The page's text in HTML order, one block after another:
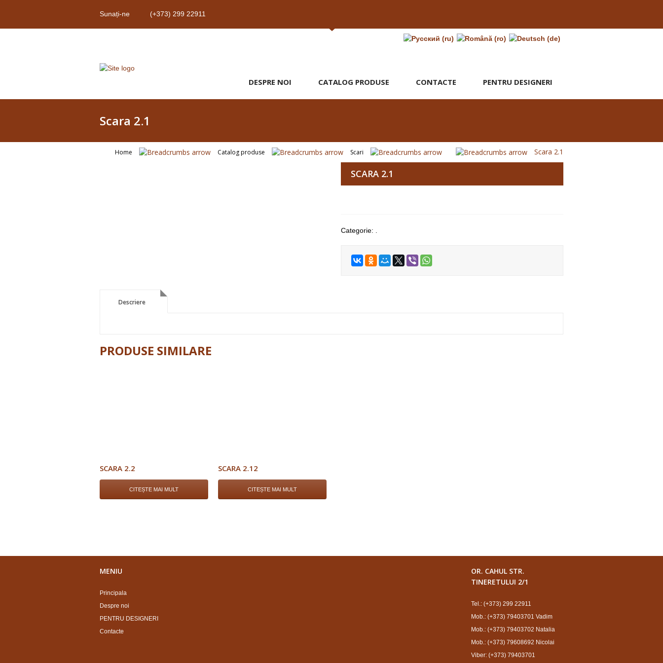
Sunați-ne (+373) 299 22911
DESPRE NOI CATALOG PRODUSE CONTACTE PENTRU DESIGNERI
Scara 2.1
Home Catalog produse Scari Scara 2.1
SCARA 2.1
Categorie: .
Descriere
Descriere
PRODUSE SIMILARE
SCARA 2.2
CITEȘTE MAI MULT
SCARA 2.12
CITEȘTE MAI MULT
MENIU
Principala
Despre noi
PENTRU DESIGNERI
Contacte
OR. CAHUL STR.
TINERETULUI 2/1
Tel.: (+373) 299 22911
Mob.: (+373) 79403701 Vadim
Mob.: (+373) 79403702 Natalia
Mob.: (+373) 79608692 Nicolai
Viber: (+373) 79403701